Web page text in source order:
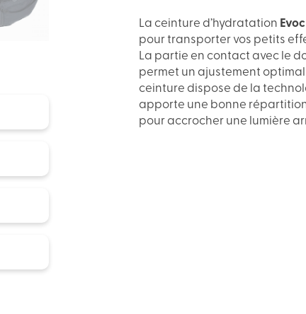
La ceinture d’hydratation
pour transporter vos petits
La partie en contact avec le
permet un ajustement
ceinture dispose de la
apporte une bonne
pour accrocher une lumière